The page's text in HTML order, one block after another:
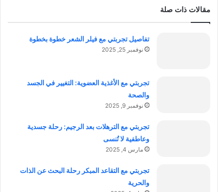
مقالات ذات صلة
تفاصيل تجربتي مع فيلر الشعر خطوة بخطوة
نوفمبر 25, 2025
تجربتي مع الأغذية العضوية: التغيير في الجسد
والصحة
نوفمبر 9, 2025
تجربتي مع الترهلات بعد الرجيم: رحلة جسدية
وعاطفية لا تُنسى
مارس 4, 2025
تجربتي مع التقاعد المبكر رحلة البحث عن الذات
والحرية